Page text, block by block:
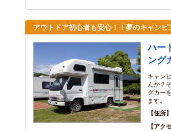
アウトドア初心者も安心！！夢のキャンピ
ハー
ング
キャン
んか？
グカー
ます。
住所
アク